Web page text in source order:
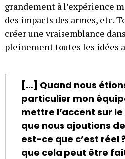
grandement à l’expérience
des impacts des armes, etc.
créer une vraisemblance
pleinement toutes les idées
[…] Quand nous
particulier mon
mettre l’accent sur
que nous ajoutions
est-ce que c’est réel
que cela peut être